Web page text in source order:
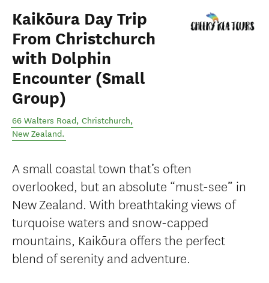
Kaikōura Day Trip
From Christchurch
with Dolphin
Encounter (Small
Group)
66 Walters Road, Christchurch,
New Zealand.
A small coastal town that’s often
overlooked, but an absolute “must-see” in
New Zealand. With breathtaking views of
turquoise waters and snow-capped
mountains, Kaikōura offers the perfect
blend of serenity and adventure.